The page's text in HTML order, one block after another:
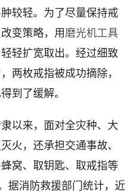
较轻。为了尽量保持戒
变策略，用磨光机工具
轻扩宽取出。经过细致
两枚戒指被成功摘除，
到了缓解。
以来，面对全灾种、大
火，还承担交通事故、
窝、取钥匙、取戒指等
据消防救援部门统计，近